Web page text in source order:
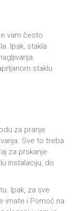
vam često
Ipak, stakla
staklu
za pranje
Sve to treba
za prskanje
instalaciju, do
Ipak, za sve
imate i Pomoć na